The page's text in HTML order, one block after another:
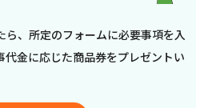
ら、所定のフォームに必要事項を入
代金に応じた商品券をプレゼントい